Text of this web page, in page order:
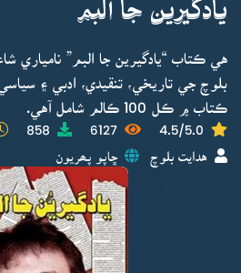
يادگيرين جا البم
هي ڪتاب “يادگيرين جا البم” نامياري
بلوچ جي تاريخي، تنقيدي، ادبي ۽
ڪتاب ۾ ڪل 100 ڪالم شامل آهي.
4.5/5.0
6127
858
هدايت بلوچ ڇاپو پھريون